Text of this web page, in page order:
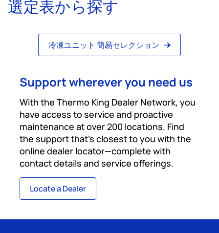
選定表から探す
冷凍ユニット 簡易セレクション
Support wherever you need us
With the Thermo King Dealer Network, you
have access to service and proactive
maintenance at over 200 locations. Find
the support that’s closest to you with the
online dealer locator—complete with
contact details and service offerings.
Locate a Dealer